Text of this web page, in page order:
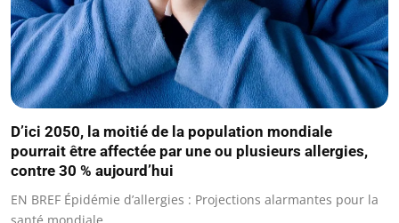
D’ici 2050, la moitié de la population mondiale
pourrait être affectée par une ou plusieurs allergies,
contre 30 % aujourd’hui
EN BREF Épidémie d’allergies : Projections alarmantes pour la